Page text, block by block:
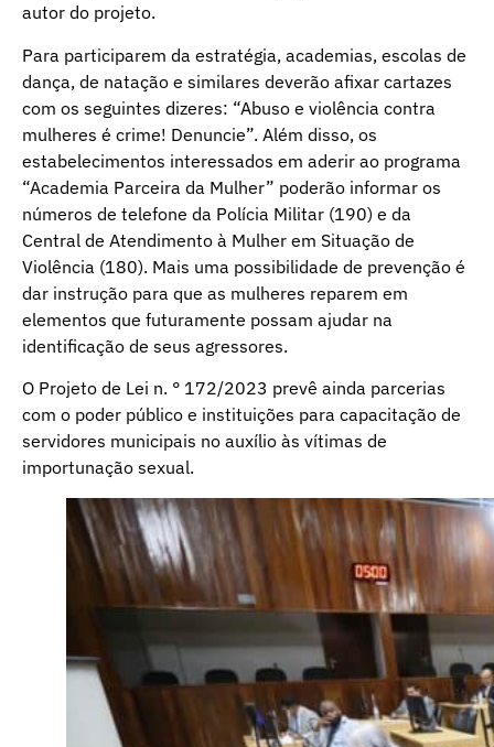
autor do projeto.
Para participarem da estratégia, academias, escolas de
dança, de natação e similares deverão afixar cartazes
com os seguintes dizeres: “Abuso e violência contra
mulheres é crime! Denuncie”. Além disso, os
estabelecimentos interessados em aderir ao programa
“Academia Parceira da Mulher” poderão informar os
números de telefone da Polícia Militar (190) e da
Central de Atendimento à Mulher em Situação de
Violência (180). Mais uma possibilidade de prevenção é
dar instrução para que as mulheres reparem em
elementos que futuramente possam ajudar na
identificação de seus agressores.
O Projeto de Lei n. ° 172/2023 prevê ainda parcerias
com o poder público e instituições para capacitação de
servidores municipais no auxílio às vítimas de
importunação sexual.